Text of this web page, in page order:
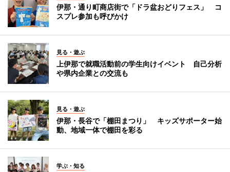
伊那・通り町商店街で「ドラ盆おどりフェス」 コ
スプレ参加も呼びかけ
見る・遊ぶ
上伊那で就職活動前の学生向けイベント 自己分析
や県内企業との交流も
見る・遊ぶ
伊那・長谷で「棚田まつり」 キッズサポーター始
動、地域一体で棚田を彩る
学ぶ・知る